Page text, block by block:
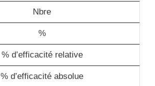
Nbre
%
% d’efficacité relative
% d’efficacité absolue